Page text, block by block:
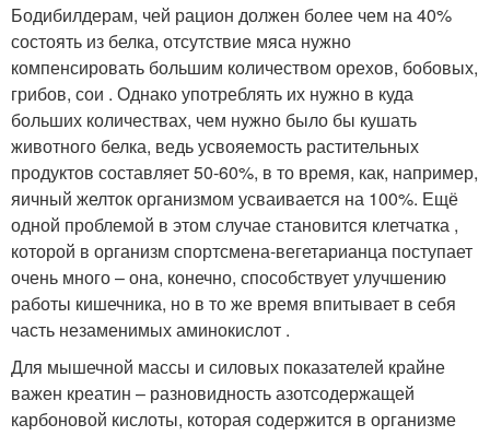
Бодибилдерам, чей рацион должен более чем на 40%
состоять из белка, отсутствие мяса нужно
компенсировать большим количеством орехов, бобовых,
грибов, сои . Однако употреблять их нужно в куда
больших количествах, чем нужно было бы кушать
животного белка, ведь усвояемость растительных
продуктов составляет 50-60%, в то время, как, например,
яичный желток организмом усваивается на 100%. Ещё
одной проблемой в этом случае становится клетчатка ,
которой в организм спортсмена-вегетарианца поступает
очень много – она, конечно, способствует улучшению
работы кишечника, но в то же время впитывает в себя
часть незаменимых аминокислот .
Для мышечной массы и силовых показателей крайне
важен креатин – разновидность азотсодержащей
карбоновой кислоты, которая содержится в организме